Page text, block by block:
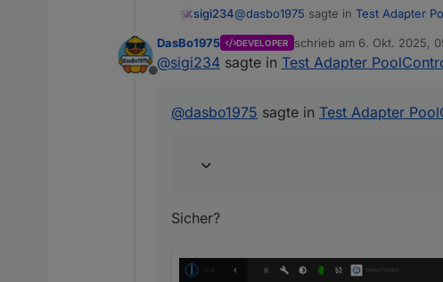
sigi234@dasbo1975 sagte in Test Adapter
Das macht der Resetbutton
Sicher?
Offline
DasBo1975 DEVELOPER schrieb am 6. Okt. 2025,
zuletzt editiert von
@sigi234 sagte in Test Adapter
@dasbo1975 sagte in Test Adapter
Sicher?